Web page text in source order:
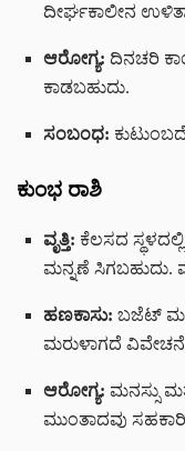
ದೀರ್ಘಕಾಲೀನ
ಆರೋಗ್ಯ: ದಿನಚರಿ
ಕಾಡಬಹುದು.
ಸಂಬಂಧ:
ಕುಂಭ ರಾಶಿ
ವೃತ್ತಿ: ಕೆಲಸದ
ಮನ್ನಣೆ ಸಿಗಬಹುದು.
ಹಣಕಾಸು: ಬಜೆಟ್
ಮರುಳಾಗದೆ
ಆರೋಗ್ಯ: ಮನಸ್ಸು
ಮುಂತಾದವು